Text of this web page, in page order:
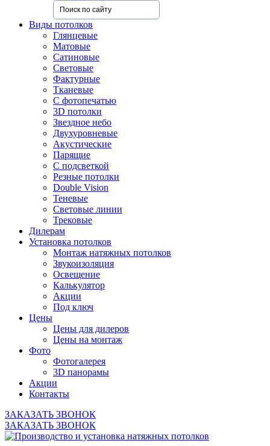
Виды потолков
Глянцевые
Матовые
Сатиновые
Световые
Фактурные
Тканевые
С фотопечатью
3D потолки
Звездное небо
Двухуровневые
Акустические
Парящие
С подсветкой
Резные потолки
Double Vision
Теневые
Световые линии
Трековые
Дилерам
Установка потолков
Монтаж натяжных потолков
Звукоизоляция
Освещение
Калькулятор
Акции
Под ключ
Цены
Цены для дилеров
Цены на монтаж
Фото
Фотогалерея
3D панорамы
Акции
Контакты
ЗАКАЗАТЬ ЗВОНОК
ЗАКАЗАТЬ ЗВОНОК